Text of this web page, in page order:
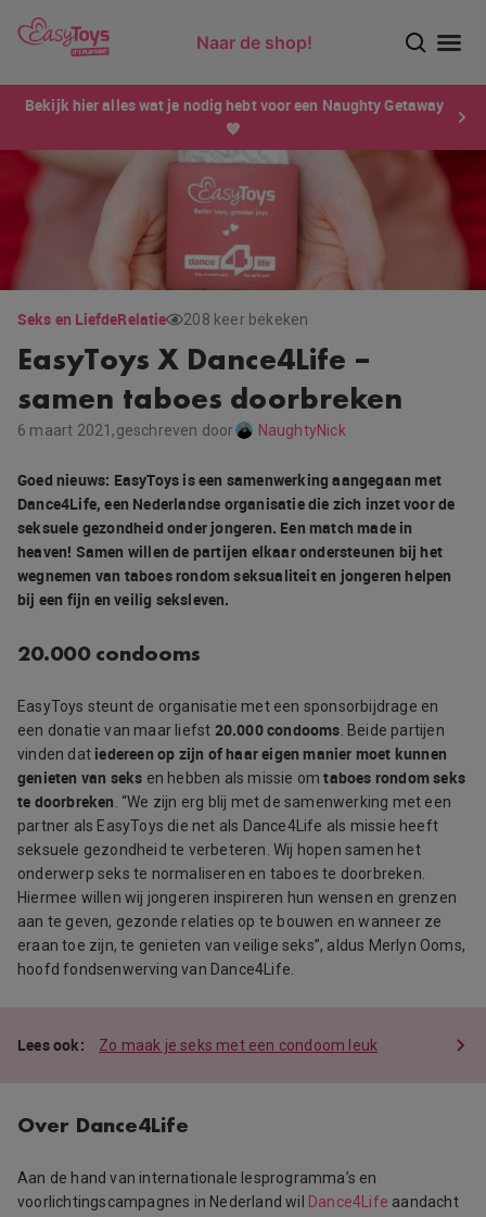
Naar de shop!
Bekijk hier alles wat je nodig hebt voor een Naughty Getaway
💙
Seks en LiefdeRelatie 208 keer bekeken
EasyToys X Dance4Life –
samen taboes doorbreken
6 maart 2021,geschreven door NaughtyNick
Goed nieuws: EasyToys is een samenwerking aangegaan met
Dance4Life, een Nederlandse organisatie die zich inzet voor de
seksuele gezondheid onder jongeren. Een match made in
heaven! Samen willen de partijen elkaar ondersteunen bij het
wegnemen van taboes rondom seksualiteit en jongeren helpen
bij een fijn en veilig seksleven.
20.000 condooms
EasyToys steunt de organisatie met een sponsorbijdrage en
een donatie van maar liefst 20.000 condooms . Beide partijen
vinden dat iedereen op zijn of haar eigen manier moet kunnen
genieten van seks en hebben als missie omtaboes rondom seks
te doorbreken . “We zijn erg blij met de samenwerking met een
partner als EasyToys die net als Dance4Life als missie heeft
seksuele gezondheid te verbeteren. Wij hopen samen het
onderwerp seks te normaliseren en taboes te doorbreken.
Hiermee willen wij jongeren inspireren hun wensen en grenzen
aan te geven, gezonde relaties op te bouwen en wanneer ze
eraan toe zijn, te genieten van veilige seks”, aldus Merlyn Ooms,
hoofd fondsenwerving van Dance4Life.
Zo maak je seks met een condoom leuk
Over Dance4Life
Aan de hand van internationale lesprogramma’s en
voorlichtingscampagnes in Nederland wil
Dance4Life aandacht